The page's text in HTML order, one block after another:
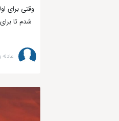
در تاریخ جزیره کیش
جزایر خلیج فارس و بحرین
هم وجود بسترهای مناسب
جزیره کیش یکی از بهترین
شدم تا
عادله